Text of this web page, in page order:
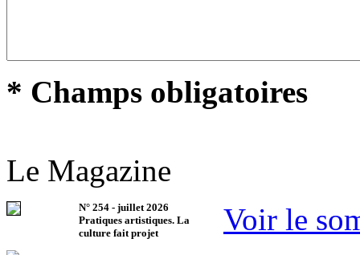
* Champs obligatoires
Le Magazine
N° 254 - juillet 2026
Pratiques artistiques. La
culture fait projet
Voir le